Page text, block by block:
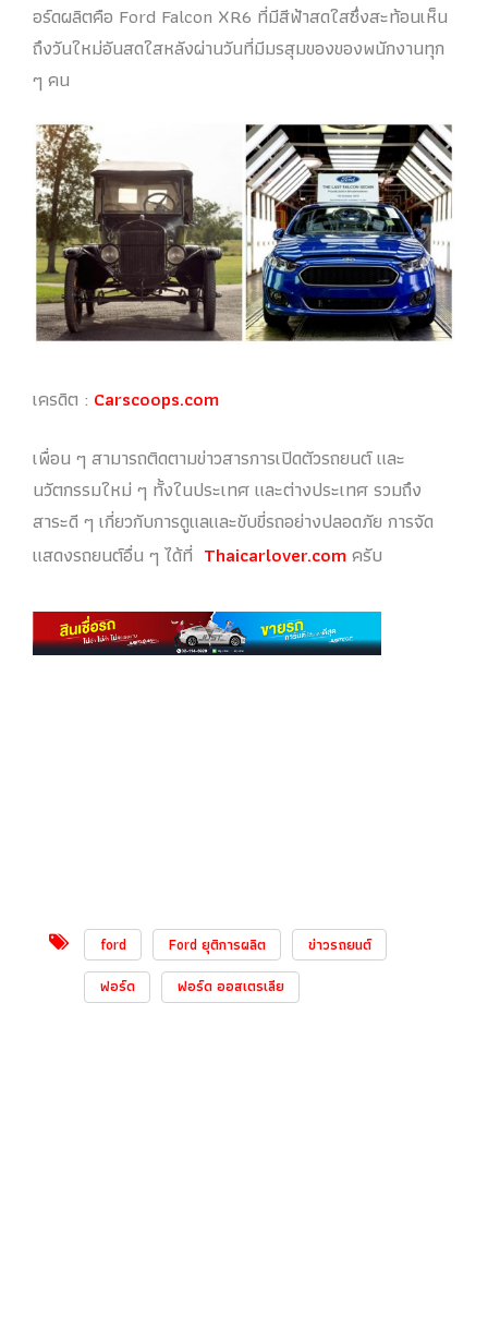
อร์ดผลิตคือ Ford Falcon XR6 ที่มีสีฟ้าสดใสซึ่งสะท้อนเห็น
ถึงวันใหม่อันสดใสหลังผ่านวันที่มีมรสุมของของพนักงานทุก
ๆ คน
เครดิต : Carscoops.com
เพื่อน ๆ สามารถติดตามข่าวสารการเปิดตัวรถยนต์ และ
นวัตกรรมใหม่ ๆ ทั้งในประเทศ และต่างประเทศ รวมถึง
สาระดี ๆ เกี่ยวกับการดูแลและขับขี่รถอย่างปลอดภัย การจัด
แสดงรถยนต์อื่น ๆ ได้ที่ Thaicarlover.comครับ
ford Ford ยุติการผลิต
ข่าวรถยนต์
ฟอร์ด
ฟอร์ด ออสเตรเลีย